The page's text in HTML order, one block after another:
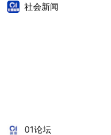
社会新闻
01论坛